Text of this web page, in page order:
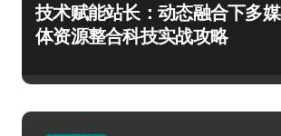
技术赋能站长：动态融合下多媒
体资源整合科技实战攻略